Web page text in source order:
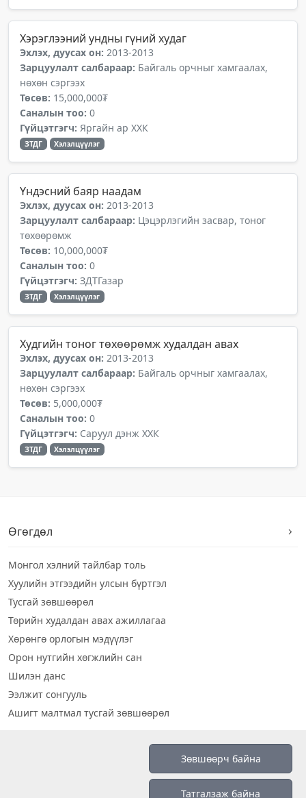
Хэрэглээний ундны гүний худаг
Эхлэх, дуусах он: 2013-2013
Зарцуулалт салбараар: Байгаль орчныг хамгаалах,
нөхөн сэргээх
Төсөв: 15,000,000₮
Саналын тоо: 0
Гүйцэтгэгч: Яргайн ар ХХК
ЗТДГ Хэлэлцүүлэг
Үндэсний баяр наадам
Эхлэх, дуусах он: 2013-2013
Зарцуулалт салбараар: Цэцэрлэгийн засвар, тоног
төхөөрөмж
Төсөв: 10,000,000₮
Саналын тоо: 0
Гүйцэтгэгч: ЗДТГазар
ЗТДГ Хэлэлцүүлэг
Худгийн тоног төхөөрөмж худалдан авах
Эхлэх, дуусах он: 2013-2013
Зарцуулалт салбараар: Байгаль орчныг хамгаалах,
нөхөн сэргээх
Төсөв: 5,000,000₮
Саналын тоо: 0
Гүйцэтгэгч: Саруул дэнж ХХК
ЗТДГ Хэлэлцүүлэг
Өгөгдөл
Монгол хэлний тайлбар толь
Хуулийн этгээдийн улсын бүртгэл
Тусгай зөвшөөрөл
Төрийн худалдан авах ажиллагаа
Хөрөнгө орлогын мэдүүлэг
Орон нутгийн хөгжлийн сан
Шилэн данс
Ээлжит сонгууль
Ашигт малтмал тусгай зөвшөөрөл
Зөвшөөрч байна
Татгалзаж байна